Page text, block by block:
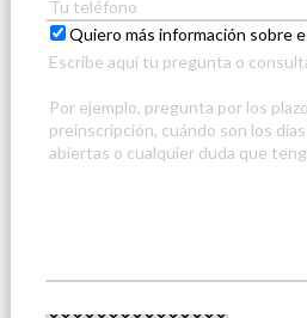
Quiero más información sobre